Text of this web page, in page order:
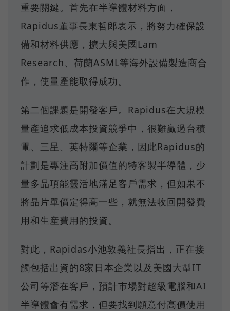
重要關鍵。首先在半導體材料方面，
Rapidus董事長東哲郎表示，將努力確保設
備和材料供應，擴大與美國Lam
Research、荷蘭ASML等海外設備製造商合
作，使量產能取得成功。
第二個課題是開發客戶。Rapidus在大規模
量產追求低成本投資競爭中，很難贏過台積
電、三星、英特爾等企業，因此Rapidus的
計劃是專注高附加價值的特客製半導體，少
量多品項能靈活地滿足客戶需求，但如果不
將晶片單價定得高一些，就無法收回開發費
用和生産費用的投資。
對此，Rapidas小池敦義社長指出，正在接
觸包括出資的8家日本企業以及美國大型IT
公司等潛在客戶，預計市場對超級電腦和AI
半導體會有需求，但要找到願意付高價使用